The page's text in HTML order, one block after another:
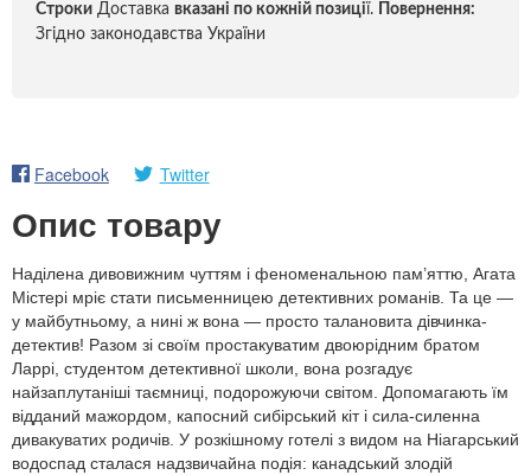
Строки Доставка вказані по кожній позиції.
Повернення:
Згідно законодавства України
Facebook Twitter
Опис товару
Наділена дивовижним чуттям і феноменальною пам’яттю, Агата
Містері мріє стати письменницею детективних романів. Та це —
у майбутньому, а нині ж вона — просто талановита дівчинка-
детектив! Разом зі своїм простакуватим двоюрідним братом
Ларрі, студентом детективної школи, вона розгадує
найзаплутаніші таємниці, подорожуючи світом. Допомагають їм
відданий мажордом, капосний сибірський кіт і сила-силенна
дивакуватих родичів. У розкішному готелі з видом на Ніагарський
водоспад сталася надзвичайна подія: канадський злодій